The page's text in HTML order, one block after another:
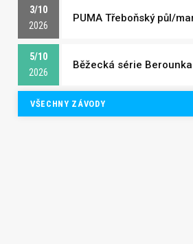
3/10
2026
PUMA Třeboňský půl/
5/10
2026
Běžecká série
VŠECHNY ZÁVODY